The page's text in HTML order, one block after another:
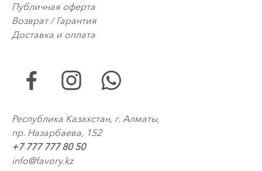
Публичная оферта
Возврат / Гарантия
Доставка и оплата
Республика Казахстан, г. Алматы,
пр. Назарбаева, 152
+7 777 777 80 50
info@favory.kz